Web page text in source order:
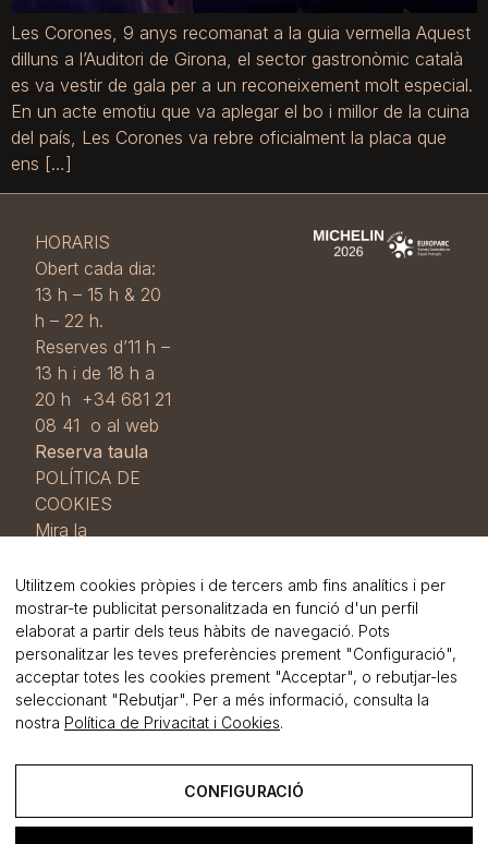
Les Corones, 9 anys recomanat a la guia vermella Aquest
dilluns a l’Auditori de Girona, el sector gastronòmic català
es va vestir de gala per a un reconeixement molt especial.
En un acte emotiu que va aplegar el bo i millor de la cuina
del país, Les Corones va rebre oficialment la placa que
ens […]
HORARIS
Obert cada dia:
13 h – 15 h & 20
h – 22 h.
Reserves d’11 h –
13 h i de 18 h a
20 h +34 681 21
08 41 o al web
Reserva taula
POLÍTICA DE
COOKIES
Mira la
de cookies i
RGPDi la
Política de
privadesa .
foster.cat
Utilitzem cookies pròpies i de tercers amb fins analítics i per
mostrar-te publicitat personalitzada en funció d'un perfil
elaborat a partir dels teus hàbits de navegació. Pots
personalitzar les teves preferències prement "Configuració",
acceptar totes les cookies prement "Acceptar", o rebutjar-les
seleccionant "Rebutjar". Per a més informació, consulta la
nostra Política de Privacitat i Cookies.
CONFIGURACIÓ